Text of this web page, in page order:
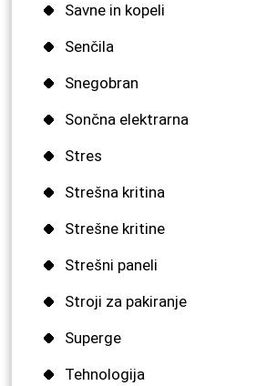
Savne in kopeli
Senčila
Snegobran
Sončna elektrarna
Stres
Strešna kritina
Strešne kritine
Strešni paneli
Stroji za pakiranje
Superge
Tehnologija